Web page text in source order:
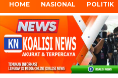
HOME NASIONAL POLITIK